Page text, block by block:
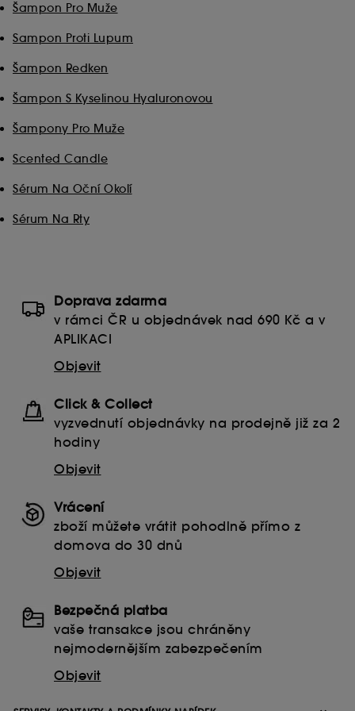
Šampon Pro Muže
Sampon Proti Lupum
Šampon Redken
Šampon S Kyselinou Hyaluronovou
Šampony Pro Muže
Scented Candle
Sérum Na Oční Okolí
Sérum Na Rty
Doprava zdarma
v rámci ČR u objednávek nad 690 Kč a v
APLIKACI
Objevit
Click & Collect
vyzvednutí objednávky na prodejně již za 2
hodiny
Objevit
Vrácení
zboží můžete vrátit pohodlně přímo z
domova do 30 dnů
Objevit
Bezpečná platba
vaše transakce jsou chráněny
nejmodernějším zabezpečením
Objevit